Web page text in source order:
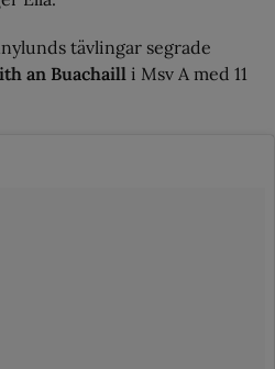
tävlingar segrade
an Buachaill i Msv A med 11